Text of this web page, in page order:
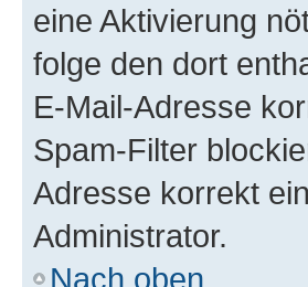
eine Aktivierung
folge den dort
E-Mail-Adresse
Spam-Filter
Adresse korrekt
Administrator.
Nach oben